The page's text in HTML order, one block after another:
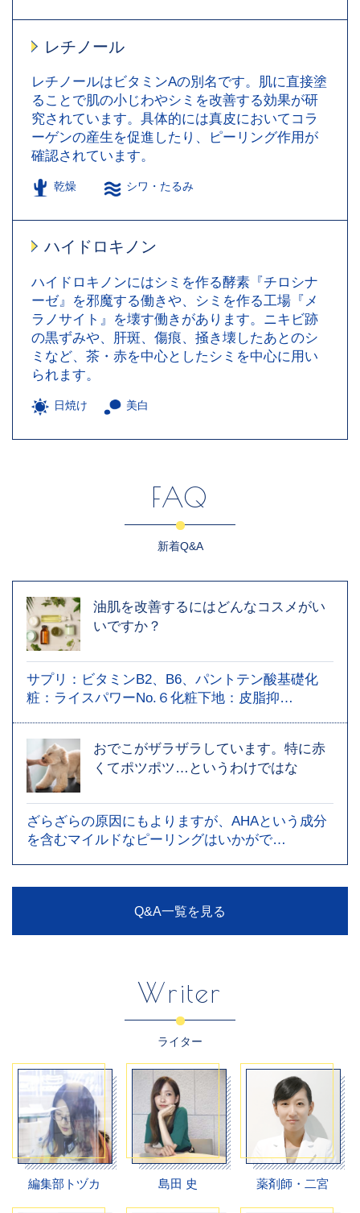
レチノール
レチノールはビタミンAの別名です。肌に直接塗
ることで肌の小じわやシミを改善する効果が研
究されています。具体的には真皮においてコラ
ーゲンの産生を促進したり、ピーリング作用が
確認されています。
乾燥 シワ・たるみ
ハイドロキノン
ハイドロキノンにはシミを作る酵素『チロシナ
ーゼ』を邪魔する働きや、シミを作る工場『メ
ラノサイト』を壊す働きがあります。ニキビ跡
の黒ずみや、肝斑、傷痕、掻き壊したあとのシ
ミなど、茶・赤を中心としたシミを中心に用い
られます。
日焼け 美白
FAQ
新着Q&A
油肌を改善するにはどんなコスメがい
いですか？
サプリ：ビタミンB2、B6、パントテン酸基礎化
粧：ライスパワーNo.６化粧下地：皮脂抑…
おでこがザラザラしています。特に赤
くてポツポツ…というわけではな
ざらざらの原因にもよりますが、AHAという成分
を含むマイルドなピーリングはいかがで…
Q&A一覧を見る
Writer
ライター
編集部トヅカ 島田 史 薬剤師・二宮